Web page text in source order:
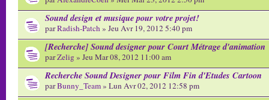
Sound design et musique pour votre projet!
parRadish-Patch» Jeu Avr 19, 2012 5:40 pm
[Recherche] Sound designer pour Court Métrage d'animation
parZelig » Jeu Mar 08, 2012 11:00 am
Recherche Sound Designer pour Film Fin d'Etudes Cartoon
parBunny_Team» Lun Avr 02, 2012 12:58 pm